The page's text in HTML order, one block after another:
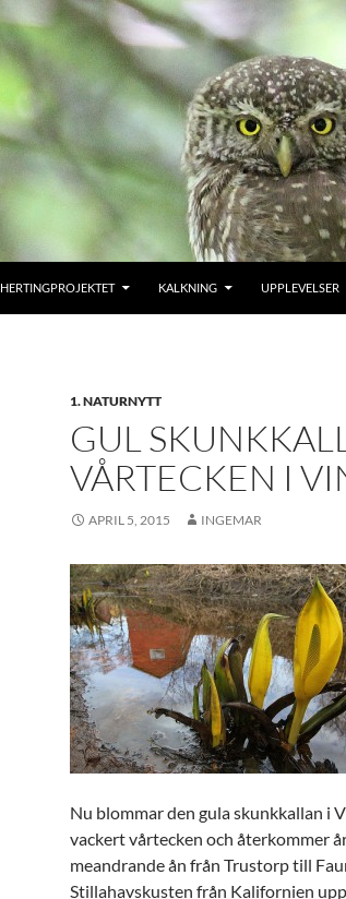
HERTINGPROJEKTET KALKNING UPPLEVELSER
1. NATURNYTT
GUL
VÅRTECKEN I
APRIL 5, 2015 INGEMAR
Nu blommar den gula skunkkallan i
vackert vårtecken och återkommer
meandrande ån från Trustorp till
Stillahavskusten från Kalifornien